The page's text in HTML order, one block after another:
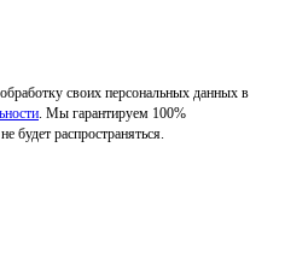
своих персональных данных в
. Мы гарантируем 100%
будет распространяться.